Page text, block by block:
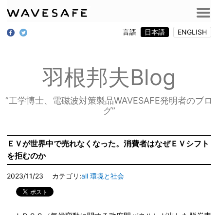
言語 日本語 ENGLISH
羽根邦夫Blog
”工学博士、電磁波対策製品WAVESAFE発明者のブロ
グ”
ＥＶが世界中で売れなくなった。消費者はなぜＥＶシフト
を拒むのか
2023/11/23 カテゴリ:all 環境と社会